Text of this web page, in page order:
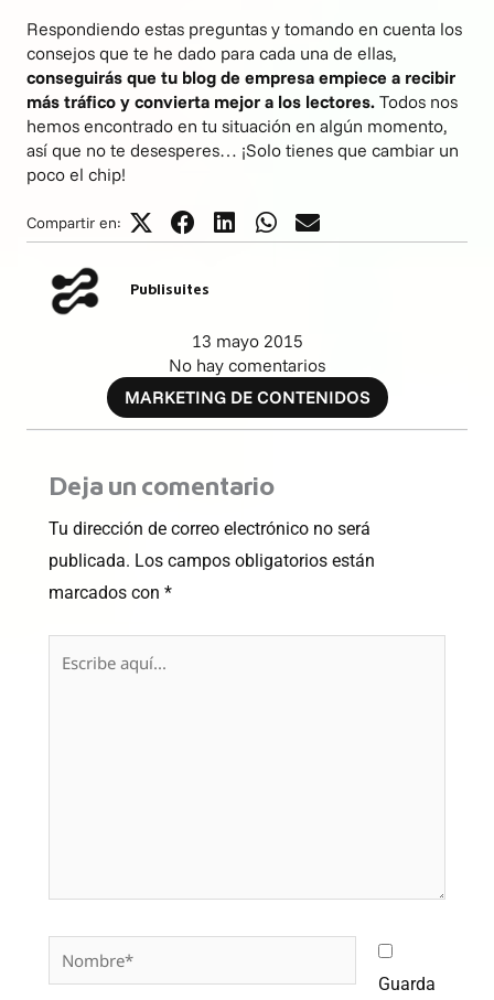
Respondiendo estas preguntas y tomando en cuenta los
consejos que te he dado para cada una de ellas,
conseguirás que tu blog de empresa empiece a recibir
más tráfico y convierta mejor a los lectores. Todos nos
hemos encontrado en tu situación en algún momento,
así que no te desesperes… ¡Solo tienes que cambiar un
poco el chip!
Compartir en:
Publisuites
13 mayo 2015
No hay comentarios
MARKETING DE CONTENIDOS
Deja un comentario
Tu dirección de correo electrónico no será
publicada. Los campos obligatorios están
marcados con *
Nombre*
Guarda